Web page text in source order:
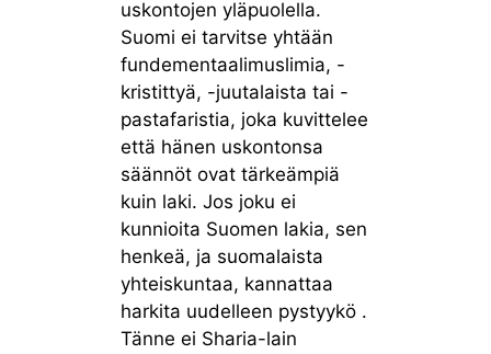
uskontojen yläpuolella.
Suomi ei tarvitse yhtään
fundementaalimuslimia, -
kristittyä, -juutalaista tai -
pastafaristia, joka kuvittelee
että hänen uskontonsa
säännöt ovat tärkeämpiä
kuin laki. Jos joku ei
kunnioita Suomen lakia, sen
henkeä, ja suomalaista
yhteiskuntaa, kannattaa
harkita uudelleen pystyykö .
Tänne ei Sharia-lain